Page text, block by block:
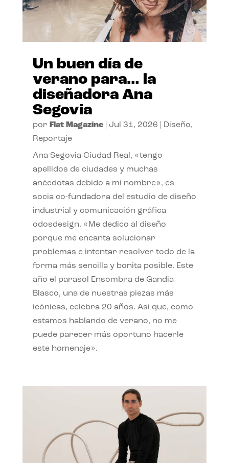
Un buen día de
verano para… la
diseñadora Ana
Segovia
por Flat Magazine| Jul 31, 2026 Diseño,
Reportaje
Ana Segovia Ciudad Real, «tengo
apellidos de ciudades y muchas
anécdotas debido a mi nombre», es
socia co-fundadora del estudio de diseño
industrial y comunicación gráfica
odosdesign. «Me dedico al diseño
porque me encanta solucionar
problemas e intentar resolver todo de la
forma más sencilla y bonita posible. Este
año el parasol Ensombra de Gandia
Blasco, una de nuestras piezas más
icónicas, celebra 20 años. Así que, como
estamos hablando de verano, no me
puede parecer más oportuno hacerle
este homenaje».